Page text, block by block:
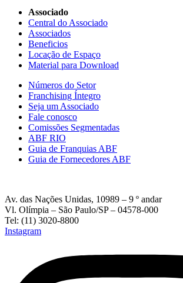
Associado
Central do Associado
Associados
Beneficios
Locação de Espaço
Material para Download
Números do Setor
Franchising Íntegro
Seja um Associado
Fale conosco
Comissões Segmentadas
ABF RIO
Guia de Franquias ABF
Guia de Fornecedores ABF
Av. das Nações Unidas, 10989 – 9 º andar
Vl. Olímpia – São Paulo/SP – 04578-000
Tel: (11) 3020-8800
Instagram